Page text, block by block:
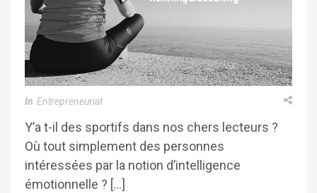
In Entrepreneuriat
Y’a t-il des sportifs dans nos chers lecteurs ?
Où tout simplement des personnes
intéressées par la notion d’intelligence
émotionnelle ? […]